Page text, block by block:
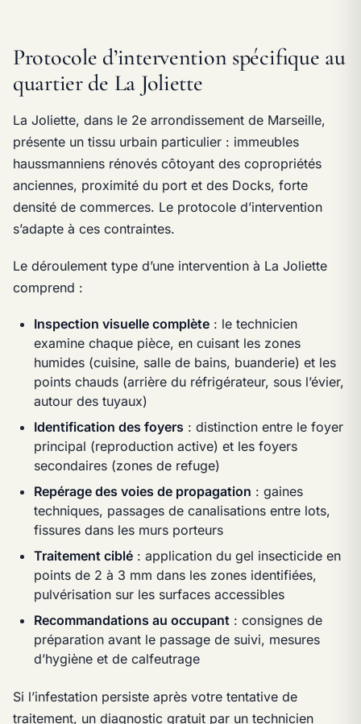
Protocole d’intervention spécifique au
quartier de La Joliette
La Joliette, dans le 2e arrondissement de Marseille,
présente un tissu urbain particulier : immeubles
haussmanniens rénovés côtoyant des copropriétés
anciennes, proximité du port et des Docks, forte
densité de commerces. Le protocole d’intervention
s’adapte à ces contraintes.
Le déroulement type d’une intervention à La Joliette
comprend :
Inspection visuelle complète: le technicien
examine chaque pièce, en cuisant les zones
humides (cuisine, salle de bains, buanderie) et les
points chauds (arrière du réfrigérateur, sous l’évier,
autour des tuyaux)
Identification des foyers : distinction entre le foyer
principal (reproduction active) et les foyers
secondaires (zones de refuge)
Repérage des voies de propagation : gaines
techniques, passages de canalisations entre lots,
fissures dans les murs porteurs
Traitement ciblé: application du gel insecticide en
points de 2 à 3 mm dans les zones identifiées,
pulvérisation sur les surfaces accessibles
Recommandations au occupant: consignes de
préparation avant le passage de suivi, mesures
d’hygiène et de calfeutrage
Si l’infestation persiste après votre tentative de
traitement, un diagnostic gratuit par un technicien